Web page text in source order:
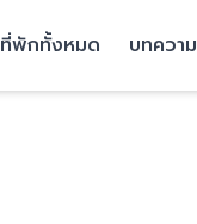
ที่พักทั้งหมด บทความ